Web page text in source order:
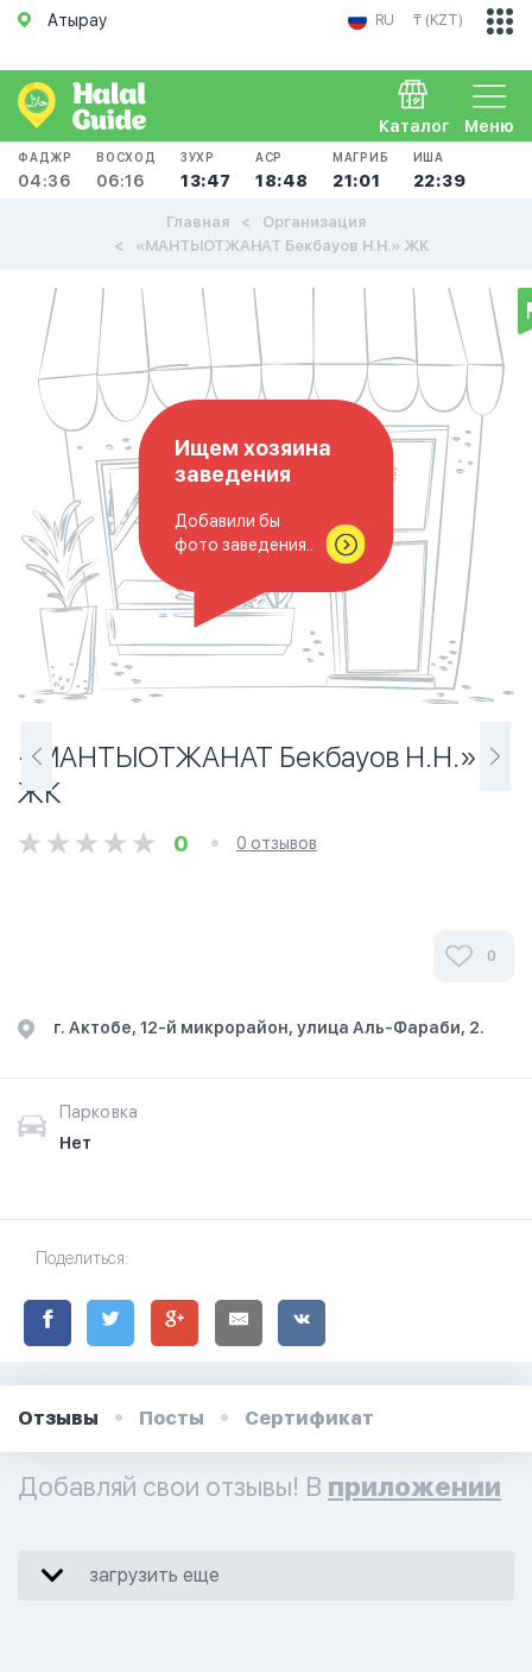
Атырау RU ₸ (KZT)
Меню
Каталог
ФАДЖР
04:36
ВОСХОД
06:16
ЗУХР
13:47
АСР
18:48
МАГРИБ
21:01
ИША
22:39
Главная
Организация
«MАНТЫОТЖАНАТ Бекбауов Н.Н.» ЖК
Ищем хозяина
заведения
Добавили бы
фото заведения..
«MАНТЫОТЖАНАТ Бекбауов Н.Н.»
ЖК
0 0 отзывов
0
г. Актобе, 12-й микрорайон, улица Аль-Фараби, 2.
Парковка
Нет
Поделиться:
Отзывы Посты Сертификат
Добавляй свои отзывы! В приложении
загрузить еще